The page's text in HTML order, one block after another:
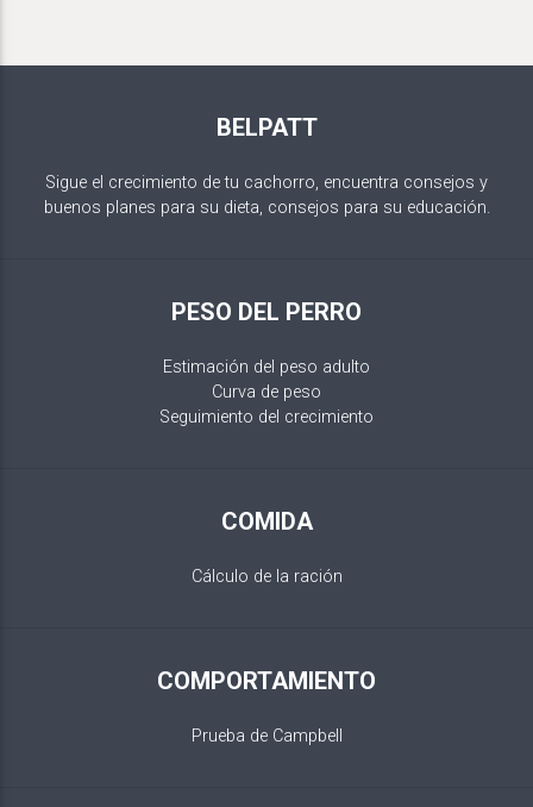
BELPATT
Sigue el crecimiento de tu cachorro, encuentra consejos y
buenos planes para su dieta, consejos para su educación.
PESO DEL PERRO
Estimación del peso adulto
Curva de peso
Seguimiento del crecimiento
COMIDA
Cálculo de la ración
COMPORTAMIENTO
Prueba de Campbell